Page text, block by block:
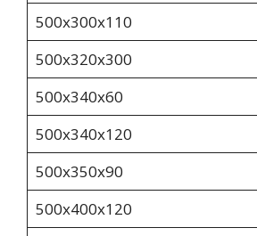
500x300x110
500x320x300
500х340х60
500x340x120
500х350х90
500х400х120